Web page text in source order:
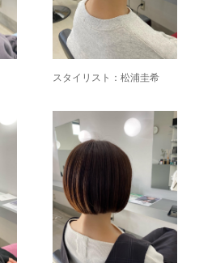
スタイリスト：松浦圭希